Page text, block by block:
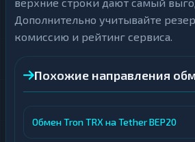
Дополнительно учитывайте
комиссию и рейтинг сервиса.
Похожие направления
Обмен Tron TRX на Tether BEP20